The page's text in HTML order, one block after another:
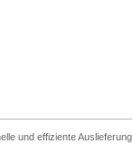
und effiziente Auslieferung